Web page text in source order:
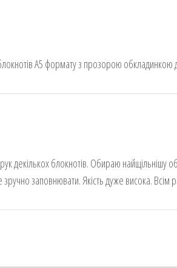
А5 формату з прозорою обкладинкою
декількох блокнотів. Обираю найщільнішу
заповнювати. Якість дуже висока. Всім